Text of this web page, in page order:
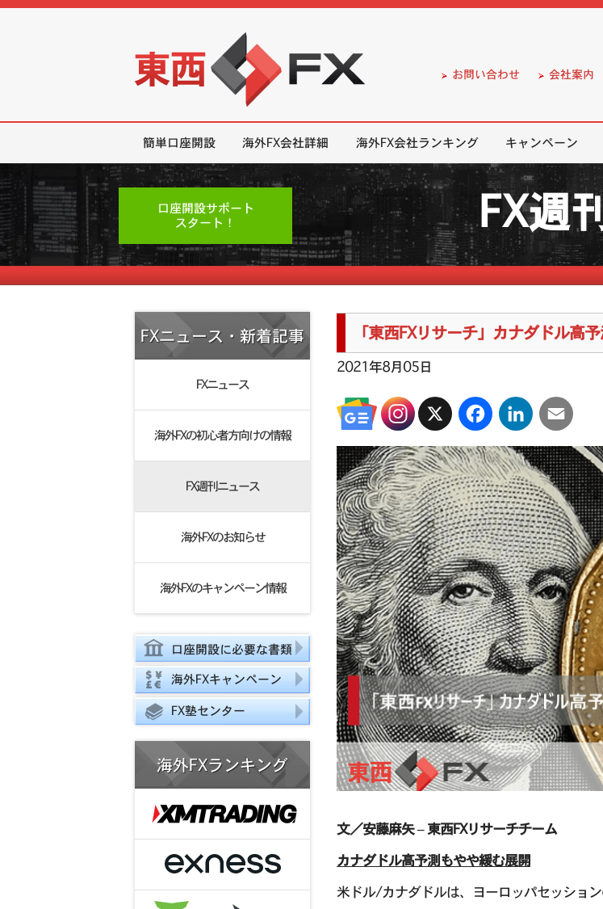
お問い合わせ 会社案内
簡単口座開設 海外FX会社詳細 海外FX会社ランキング キャンペーン
口座開設サポート
スタート！
FX週
FXニュース・新着記事
FXニュース
海外FXの初心者方向けの情報
FX週刊ニュース
海外FXのお知らせ
海外FXのキャンペーン情報
口座開設に必要な書類
海外FXキャンペーン
FX塾センター
海外FXランキング
「東西FXリサーチ」カナダドル高
2021年8月05日
X FacebookLinkedInEmail
文／安藤麻矢 – 東西FXリサーチチーム
カナダドル高予測もやや緩む展開
米ドル/カナダドルは、ヨーロッパセッショ